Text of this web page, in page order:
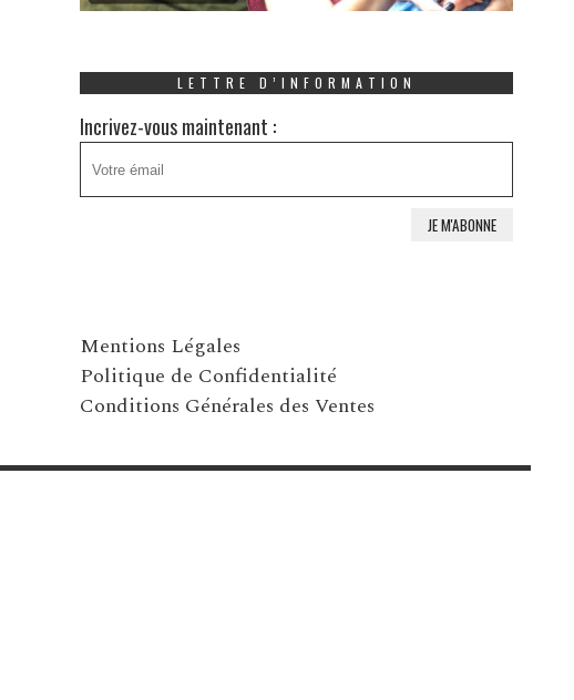
LETTRE D’INFORMATION
Incrivez-vous maintenant :
Mentions Légales
Politique de Confidentialité
Conditions Générales des Ventes